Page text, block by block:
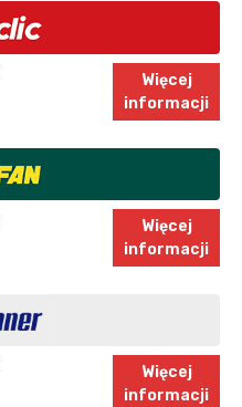
Więcej
informacji
Więcej
informacji
Więcej
informacji